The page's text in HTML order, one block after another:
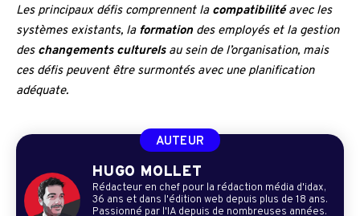
Les principaux défis comprennent la compatibilitéavec les
systèmes existants, la formation des employés et la gestion
des changements culturelsau sein de l’organisation, mais
ces défis peuvent être surmontés avec une planification
adéquate.
AUTEUR
HUGO MOLLET
Rédacteur en chef pour la rédaction média d'idax,
36 ans et dans l'édition web depuis plus de 18 ans.
Passionné par l'IA depuis de nombreuses années.